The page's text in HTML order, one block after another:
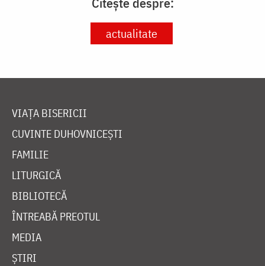
actualitate
VIAȚA BISERICII
CUVINTE DUHOVNICEȘTI
FAMILIE
LITURGICĂ
BIBLIOTECĂ
ÎNTREABĂ PREOTUL
MEDIA
ȘTIRI